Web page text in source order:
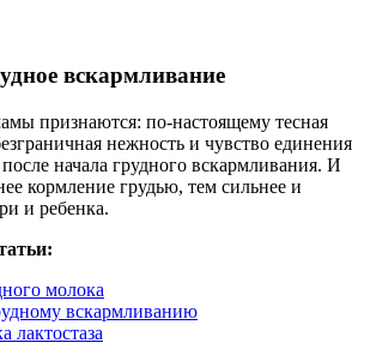
вскармливание
признаются: по-настоящему тесная
нежность и чувство единения
начала грудного вскармливания. И
кормление грудью, тем сильнее и
и ребенка.
молока
вскармливанию
лактостаза